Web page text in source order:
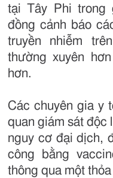
tại Tây Phi trong
đồng cảnh báo
truyền nhiễm
thường xuyên
hơn.
Các chuyên gia y
quan giám sát độc
nguy cơ đại dịch,
công bằng
thông qua một